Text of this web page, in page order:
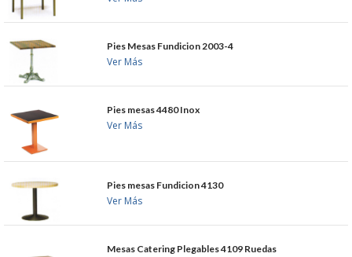
AVISO LEGAL
POL�TICA DE PRIVACIDAD
CONDICIONES DE USO
Pies Mesas Fundicion 2003-4
Ver Más
Pies mesas 4480 Inox
Ver Más
Pies mesas Fundicion 4130
Ver Más
Mesas Catering Plegables 4109 Ruedas